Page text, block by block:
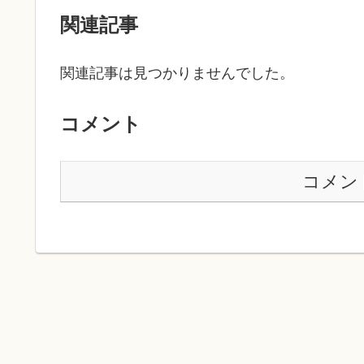
関連記事
関連記事は見つかりませんでした。
コメント
コメン